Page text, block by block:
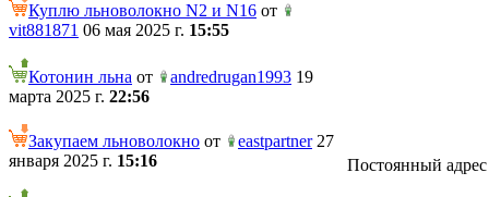
Куплю льноволокно N2 и N16 от
vit881871 06 мая 2025 г. 15:55
Котонин льна от andredrugan1993 19
марта 2025 г. 22:56
Закупаем льноволокно от eastpartner27
января 2025 г. 15:16 Постоянный